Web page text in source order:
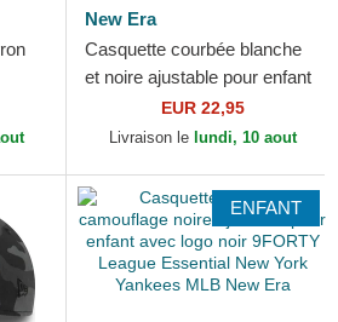
New Era
Casquette courbée blanche
et noire ajustable pour enfant
pequeño 9FORTY Cord Ears
New Era
EUR 22,95
Livraison le lundi, 10 aout
ENFANT